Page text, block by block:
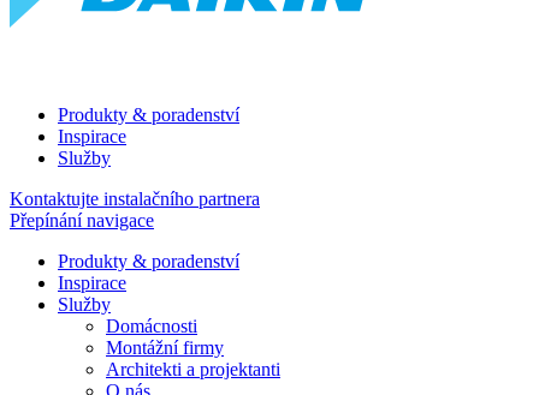
Produkty & poradenství
Inspirace
Služby
Kontaktujte instalačního partnera
Přepínání navigace
Produkty & poradenství
Inspirace
Služby
Domácnosti
Montážní firmy
Architekti a projektanti
O nás